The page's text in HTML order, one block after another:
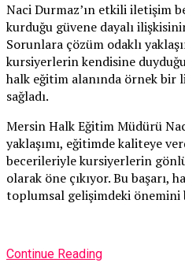
Naci Durmaz’ın etkili iletişim
kurduğu güvene dayalı
Sorunlara çözüm odaklı
kursiyerlerin kendisine
halk eğitim alanında örnek bir
sağladı.
Mersin Halk Eğitim Müdürü
yaklaşımı, eğitimde kaliteye
becerileriyle kursiyerlerin
olarak öne çıkıyor. Bu başarı,
toplumsal gelişimdeki önemini
Continue Reading